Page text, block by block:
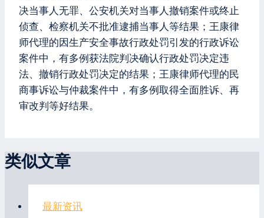
决当事人无罪、公安机关对当事人撤销案件或终止
侦查、检察机关不批准逮捕当事人等结果；王康律
师代理的因生产安全事故行政处罚引发的行政诉讼
案件中，有多例获法院判决确认行政处罚决定违
法、撤销行政处罚决定的结果；王康律师代理的民
商事诉讼与仲裁案件中，有多例取得全面胜诉、再
审改判等好结果。
类似文章
最新资讯